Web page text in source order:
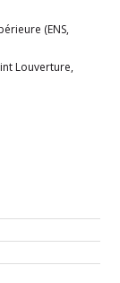
(ENS,
Louverture,